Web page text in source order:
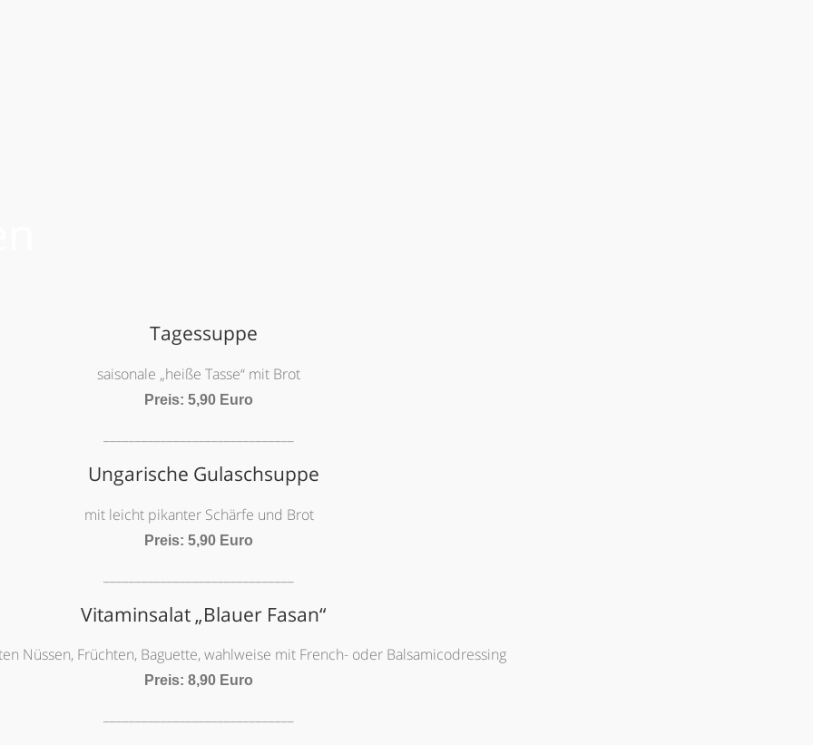
Tagessuppe
saisonale „heiße Tasse“ mit Brot
Preis: 5,90 Euro
Ungarische Gulaschsuppe
mit leicht pikanter Schärfe und Brot
Preis: 5,90 Euro
Vitaminsalat „Blauer Fasan“
Nüssen, Früchten, Baguette, wahlweise mit French- oder Balsamicodressing
Preis: 8,90 Euro